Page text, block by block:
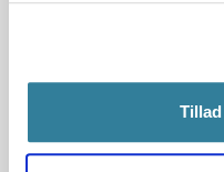
Oplysninger i sagen: